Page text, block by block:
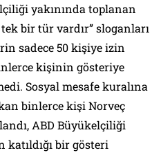
yakınında toplanan
bir tür vardır” sloganları
sadece 50 kişiye izin
kişinin gösteriye
Sosyal mesafe kuralına
binlerce kişi Norveç
ABD Büyükelçiliği
bir gösteri